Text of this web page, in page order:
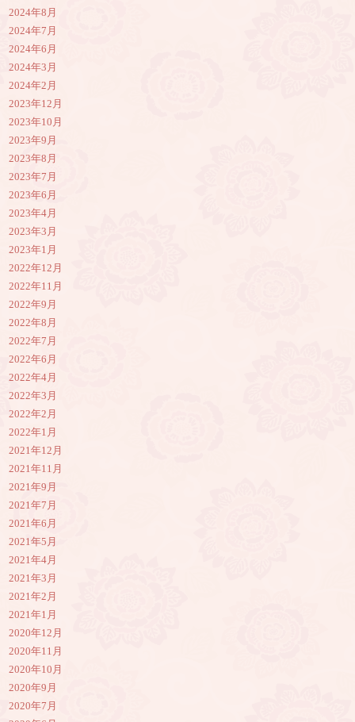
2024年8月
2024年7月
2024年6月
2024年3月
2024年2月
2023年12月
2023年10月
2023年9月
2023年8月
2023年7月
2023年6月
2023年4月
2023年3月
2023年1月
2022年12月
2022年11月
2022年9月
2022年8月
2022年7月
2022年6月
2022年4月
2022年3月
2022年2月
2022年1月
2021年12月
2021年11月
2021年9月
2021年7月
2021年6月
2021年5月
2021年4月
2021年3月
2021年2月
2021年1月
2020年12月
2020年11月
2020年10月
2020年9月
2020年7月